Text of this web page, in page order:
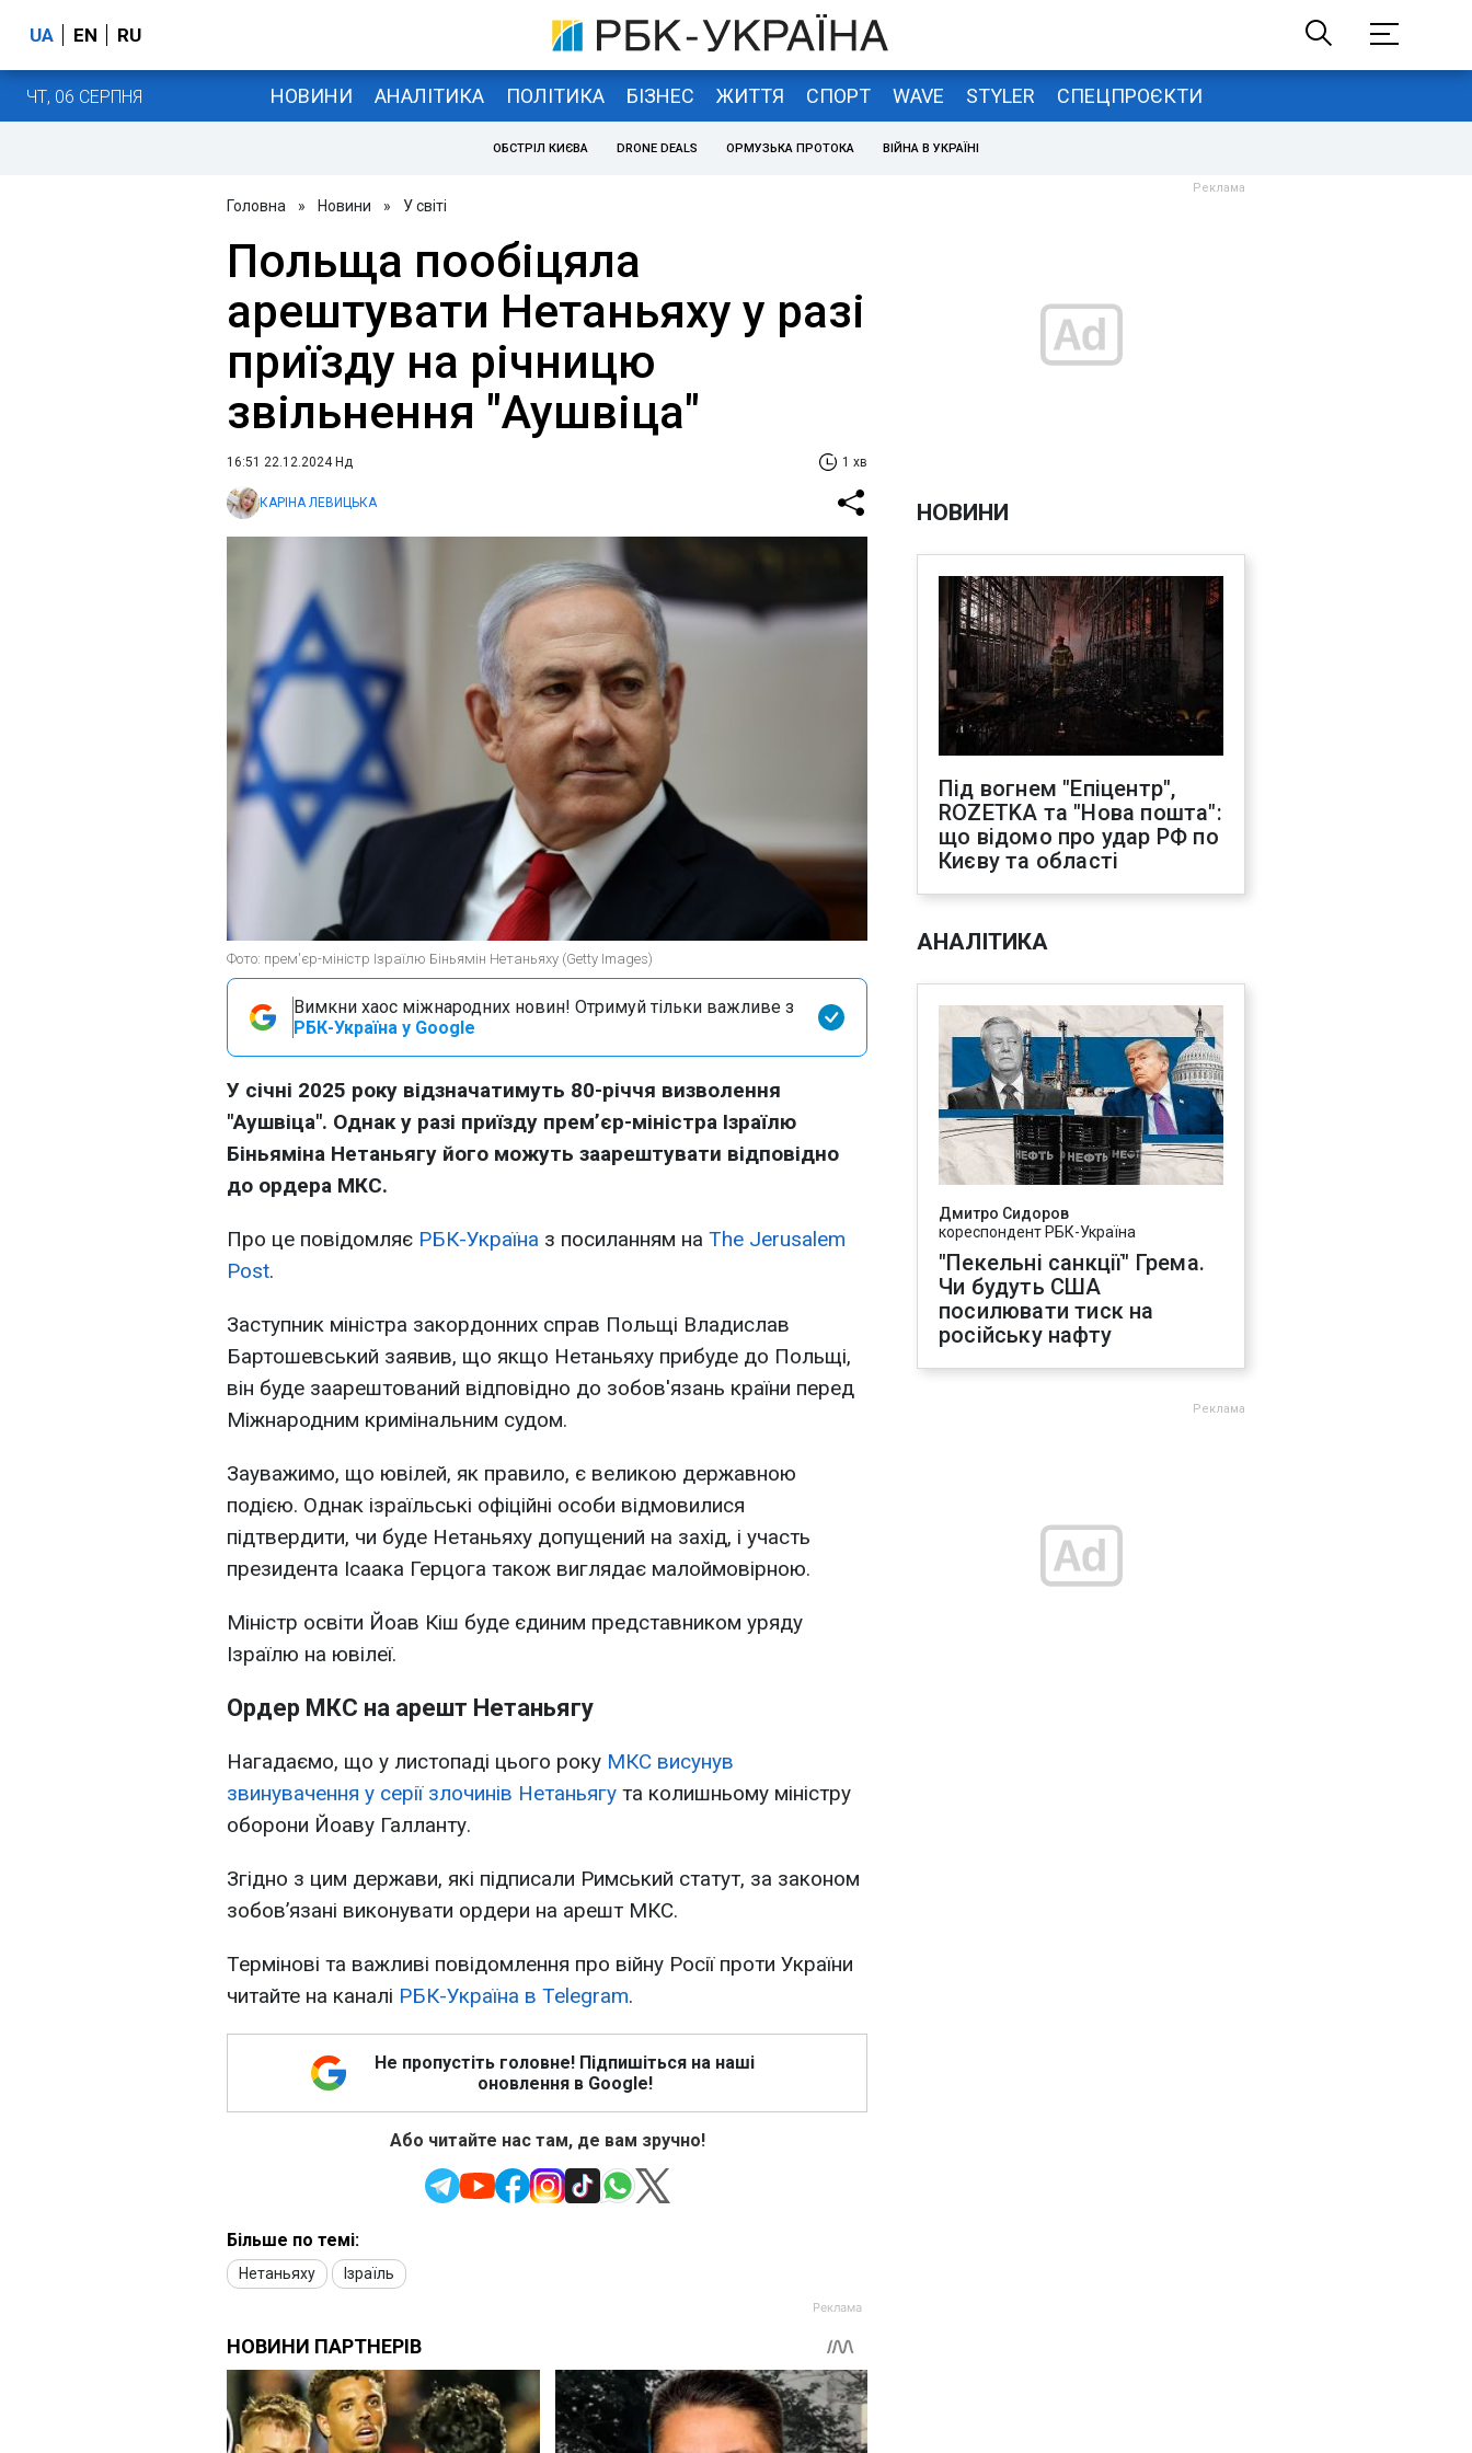
UA EN RU
ЧТ, 06 СЕРПНЯ НОВИНИ АНАЛІТИКА ПОЛІТИКА БІЗНЕС ЖИТТЯ СПОРТ WAVE STYLER СПЕЦПРОЄКТИ
ОБСТРІЛ КИЄВА DRONE DEALS ОРМУЗЬКА ПРОТОКА ВІЙНА В УКРАЇНІ
Головна » Новини » У світі
Польща пообіцяла
арештувати Нетаньяху у разі
приїзду на річницю
звільнення "Аушвіца"
16:51 22.12.2024 Нд 1 хв
КАРІНА ЛЕВИЦЬКА
Фото: прем'єр-міністр Ізраїлю Біньямін Нетаньяху (Getty Images)
Вимкни хаос міжнародних новин! Отримуй тільки важливе з
РБК-Україна у Google
У січні 2025 року відзначатимуть 80-річчя визволення
"Аушвіца". Однак у разі приїзду прем’єр-міністра Ізраїлю
Біньяміна Нетаньягу його можуть заарештувати відповідно
до ордера МКС.
Про це повідомляє РБК-Україна з посиланням на The Jerusalem
Post.
Заступник міністра закордонних справ Польщі Владислав
Бартошевський заявив, що якщо Нетаньяху прибуде до Польщі,
він буде заарештований відповідно до зобов'язань країни перед
Міжнародним кримінальним судом.
Зауважимо, що ювілей, як правило, є великою державною
подією. Однак ізраїльські офіційні особи відмовилися
підтвердити, чи буде Нетаньяху допущений на захід, і участь
президента Ісаака Герцога також виглядає малоймовірною.
Міністр освіти Йоав Кіш буде єдиним представником уряду
Ізраїлю на ювілеї.
Ордер МКС на арешт Нетаньягу
Нагадаємо, що у листопаді цього року МКС висунув
звинувачення у серії злочинів Нетаньягу та колишньому міністру
оборони Йоаву Галланту.
Згідно з цим держави, які підписали Римський статут, за законом
зобов’язані виконувати ордери на арешт МКС.
Термінові та важливі повідомлення про війну Росії проти України
читайте на каналі РБК-Україна в Telegram.
Не пропустіть головне! Підпишіться на наші
оновлення в Google!
Або читайте нас там, де вам зручно!
Більше по темі:
Нетаньяху Ізраїль
НОВИНИ
Під вогнем "Епіцентр",
ROZETKA та "Нова пошта":
що відомо про удар РФ по
Києву та області
АНАЛІТИКА
Дмитро Сидоров
кореспондент РБК-Україна
"Пекельні санкції" Грема.
Чи будуть США
посилювати тиск на
російську нафту